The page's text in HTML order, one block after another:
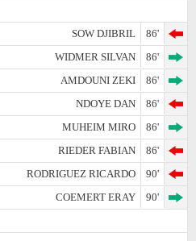
SOW DJIBRIL
86'
WIDMER SILVAN
86'
AMDOUNI ZEKI
86'
NDOYE DAN
86'
MUHEIM MIRO
86'
RIEDER FABIAN
86'
RODRIGUEZ RICARDO
90'
COEMERT ERAY
90'